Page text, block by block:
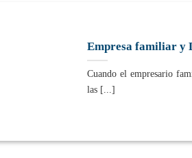
Empresa familiar y
Cuando el empresario
las [...]